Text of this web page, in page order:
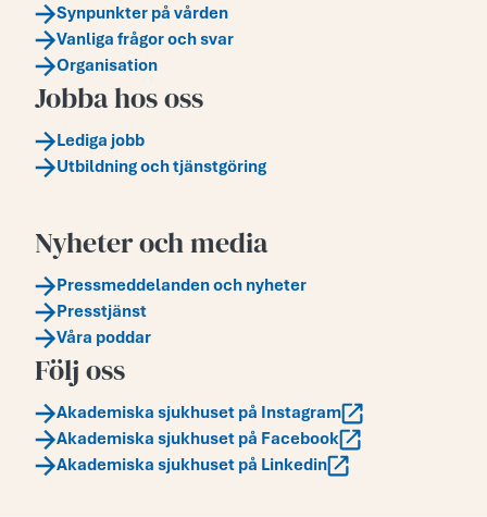
Synpunkter på vården
Vanliga frågor och svar
Organisation
Jobba hos oss
Lediga jobb
Utbildning och tjänstgöring
Nyheter och media
Pressmeddelanden och nyheter
Presstjänst
Våra poddar
Följ oss
Akademiska sjukhuset på Instagram
Akademiska sjukhuset på Facebook
Akademiska sjukhuset på Linkedin